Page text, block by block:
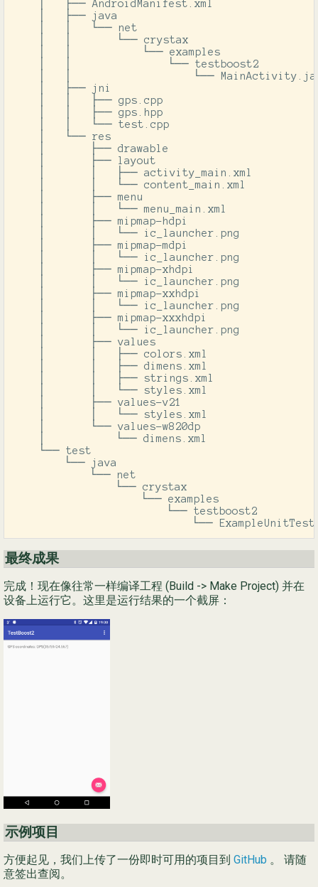
    │   ├── AndroidManifest.xml
    │   ├── java
    │   │   └── net
    │   │       └── crystax
    │   │           └── examples
    │   │               └── testboost2
│   │                   └──
    │   ├── jni
    │   │   ├── gps.cpp
    │   │   ├── gps.hpp
    │   │   └── test.cpp
    │   └── res
    │       ├── drawable
    │       ├── layout
    │       │   ├── activity_main.xml
    │       │   └── content_main.xml
    │       ├── menu
    │       │   └── menu_main.xml
    │       ├── mipmap-hdpi
    │       │   └── ic_launcher.png
    │       ├── mipmap-mdpi
    │       │   └── ic_launcher.png
    │       ├── mipmap-xhdpi
    │       │   └── ic_launcher.png
    │       ├── mipmap-xxhdpi
    │       │   └── ic_launcher.png
    │       ├── mipmap-xxxhdpi
    │       │   └── ic_launcher.png
    │       ├── values
    │       │   ├── colors.xml
    │       │   ├── dimens.xml
    │       │   ├── strings.xml
    │       │   └── styles.xml
    │       ├── values-v21
    │       │   └── styles.xml
    │       └── values-w820dp
    │           └── dimens.xml
    └── test
        └── java
            └── net
                └── crystax
                    └── examples
                        └── testboost2
└──
最终成果
完成！现在像往常一样编译工程 (Build -> Make Project) 并在
设备上运行它。这里是运行结果的一个截屏：
示例项目
方便起见，我们上传了一份即时可用的项目到 GitHub 。 请随
意签出查阅。